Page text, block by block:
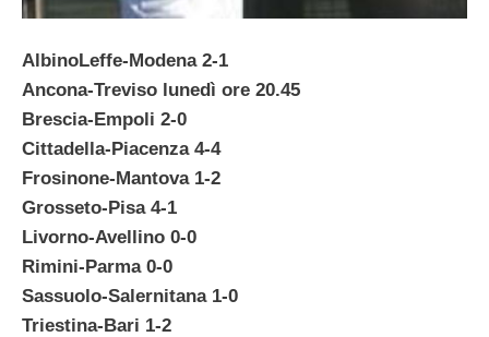
AlbinoLeffe-Modena 2-1
Ancona-Treviso lunedì ore 20.45
Brescia-Empoli 2-0
Cittadella-Piacenza 4-4
Frosinone-Mantova 1-2
Grosseto-Pisa 4-1
Livorno-Avellino 0-0
Rimini-Parma 0-0
Sassuolo-Salernitana 1-0
Triestina-Bari 1-2